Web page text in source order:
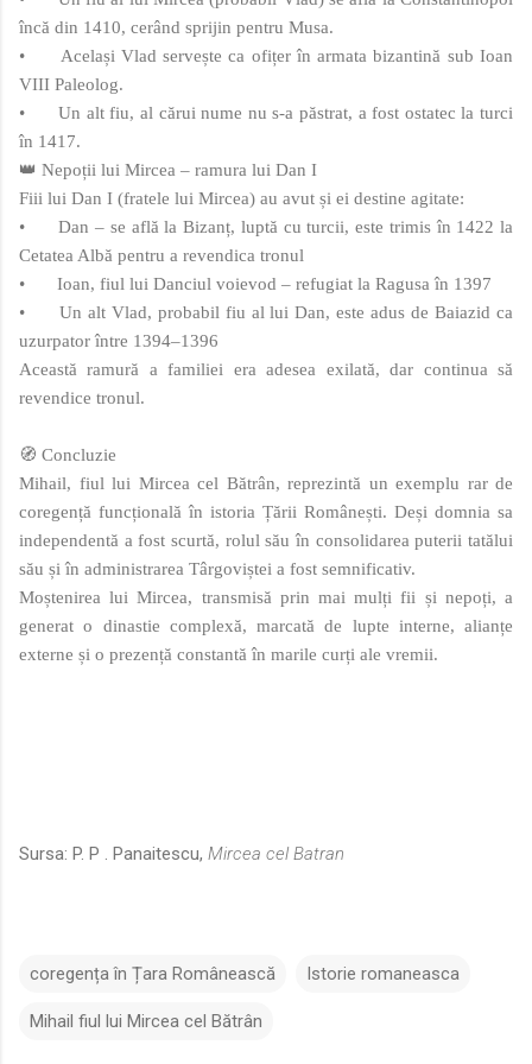
încă din 1410, cerând sprijin pentru Musa.
•
Același Vlad servește ca ofițer în armata bizantină sub Ioan
VIII Paleolog.
•
Un alt fiu, al cărui nume nu s-a păstrat, a fost ostatec la turci
în 1417.
👑 Nepoții lui Mircea – ramura lui Dan I
Fiii lui Dan I (fratele lui Mircea) au avut și ei destine agitate:
•
Dan – se află la Bizanț, luptă cu turcii, este trimis în 1422 la
Cetatea Albă pentru a revendica tronul
•
Ioan, fiul lui Danciul voievod – refugiat la Ragusa în 1397
•
Un alt Vlad, probabil fiu al lui Dan, este adus de Baiazid ca
uzurpator între 1394–1396
Această ramură a familiei era adesea exilată, dar continua să
revendice tronul.
🧭 Concluzie
Mihail, fiul lui Mircea cel Bătrân, reprezintă un exemplu rar de
coregență funcțională în istoria Țării Românești. Deși domnia sa
independentă a fost scurtă, rolul său în consolidarea puterii tatălui
său și în administrarea Târgoviștei a fost semnificativ.
Moștenirea lui Mircea, transmisă prin mai mulți fii și nepoți, a
generat o dinastie complexă, marcată de lupte interne, alianțe
externe și o prezență constantă în marile curți ale vremii.
Sursa: P. P . Panaitescu, Mircea cel Batran
coregența în Țara Românească Istorie romaneasca
Mihail fiul lui Mircea cel Bătrân